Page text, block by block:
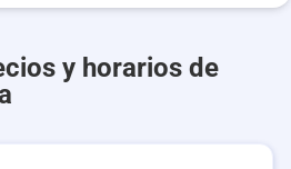
y horarios de